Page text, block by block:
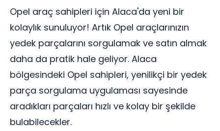
Opel araç sahipleri için Alaca'da yeni bir
kolaylık sunuluyor! Artık Opel araçlarınızın
yedek parçalarını sorgulamak ve satın almak
daha da pratik hale geliyor. Alaca
bölgesindeki Opel sahipleri, yenilikçi bir yedek
parça sorgulama uygulaması sayesinde
aradıkları parçaları hızlı ve kolay bir şekilde
bulabilecekler.